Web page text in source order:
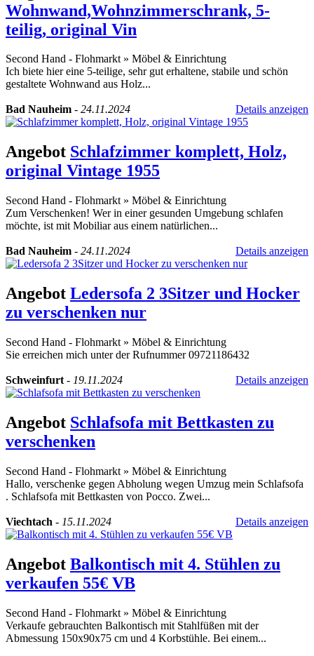
Wohnwand,Wohnzimmerschrank, 5-
teilig, original Vin
Second Hand - Flohmarkt » Möbel & Einrichtung
Ich biete hier eine 5-teilige, sehr gut erhaltene, stabile und schön
gestaltete Wohnwand aus Holz...
Bad Nauheim - 24.11.2024 Details anzeigen
Angebot Schlafzimmer komplett, Holz,
original Vintage 1955
Second Hand - Flohmarkt » Möbel & Einrichtung
Zum Verschenken! Wer in einer gesunden Umgebung schlafen
möchte, ist mit Mobiliar aus einem natürlichen...
Bad Nauheim - 24.11.2024 Details anzeigen
Angebot Ledersofa 2 3Sitzer und Hocker
zu verschenken nur
Second Hand - Flohmarkt » Möbel & Einrichtung
Sie erreichen mich unter der Rufnummer 09721186432
Schweinfurt - 19.11.2024 Details anzeigen
Angebot Schlafsofa mit Bettkasten zu
verschenken
Second Hand - Flohmarkt » Möbel & Einrichtung
Hallo, verschenke gegen Abholung wegen Umzug mein Schlafsofa
. Schlafsofa mit Bettkasten von Pocco. Zwei...
Viechtach - 15.11.2024 Details anzeigen
Angebot Balkontisch mit 4. Stühlen zu
verkaufen 55€ VB
Second Hand - Flohmarkt » Möbel & Einrichtung
Verkaufe gebrauchten Balkontisch mit Stahlfüßen mit der
Abmessung 150x90x75 cm und 4 Korbstühle. Bei einem...